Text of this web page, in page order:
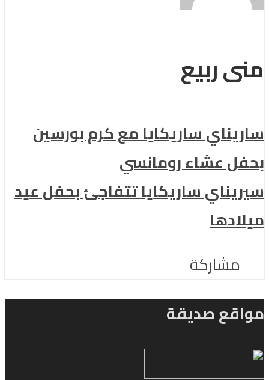
منى ربيع
ساريناي ساريكايا مع كرم بورسين
بحفل عشاء رومانسي
سيريناي ساريكايا تتفاجئ بحفل عيد
ميلادها
مشاركة
مواقع صديقة